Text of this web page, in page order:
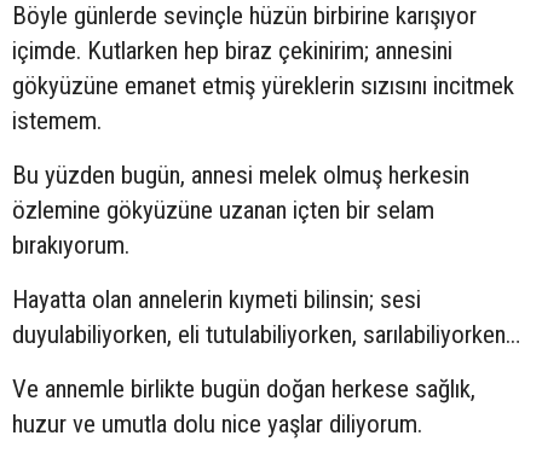
Böyle günlerde sevinçle hüzün birbirine karışıyor
içimde. Kutlarken hep biraz çekinirim; annesini
gökyüzüne emanet etmiş yüreklerin sızısını incitmek
istemem.
Bu yüzden bugün, annesi melek olmuş herkesin
özlemine gökyüzüne uzanan içten bir selam
bırakıyorum.
Hayatta olan annelerin kıymeti bilinsin; sesi
duyulabiliyorken, eli tutulabiliyorken, sarılabiliyorken…
Ve annemle birlikte bugün doğan herkese sağlık,
huzur ve umutla dolu nice yaşlar diliyorum.